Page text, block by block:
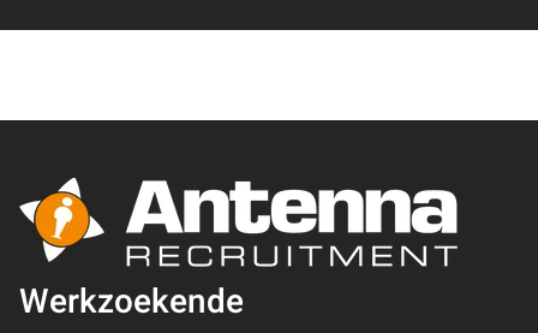
Werkzoekende